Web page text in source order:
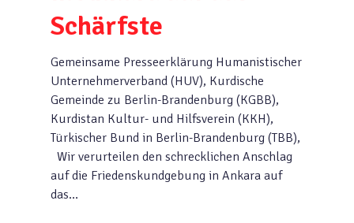
Schärfste
Gemeinsame Presseerklärung Humanistischer
Unternehmerverband (HUV), Kurdische
Gemeinde zu Berlin-Brandenburg (KGBB),
Kurdistan Kultur- und Hilfsverein (KKH),
Türkischer Bund in Berlin-Brandenburg (TBB),
Wir verurteilen den schrecklichen Anschlag
auf die Friedenskundgebung in Ankara auf
das…